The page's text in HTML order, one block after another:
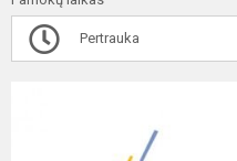
Pertrauka